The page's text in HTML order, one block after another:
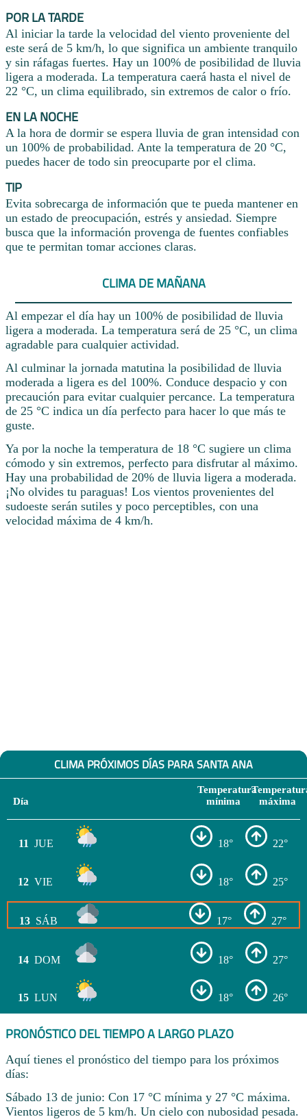
POR LA TARDE
Al iniciar la tarde la velocidad del viento proveniente del
este será de 5 km/h, lo que significa un ambiente tranquilo
y sin ráfagas fuertes. Hay un 100% de posibilidad de lluvia
ligera a moderada. La temperatura caerá hasta el nivel de
22 °C, un clima equilibrado, sin extremos de calor o frío.
EN LA NOCHE
A la hora de dormir se espera lluvia de gran intensidad con
un 100% de probabilidad. Ante la temperatura de 20 °C,
puedes hacer de todo sin preocuparte por el clima.
TIP
Evita sobrecarga de información que te pueda mantener en
un estado de preocupación, estrés y ansiedad. Siempre
busca que la información provenga de fuentes confiables
que te permitan tomar acciones claras.
CLIMA DE MAÑANA
Al empezar el día hay un 100% de posibilidad de lluvia
ligera a moderada. La temperatura será de 25 °C, un clima
agradable para cualquier actividad.
Al culminar la jornada matutina la posibilidad de lluvia
moderada a ligera es del 100%. Conduce despacio y con
precaución para evitar cualquier percance. La temperatura
de 25 °C indica un día perfecto para hacer lo que más te
guste.
Ya por la noche la temperatura de 18 °C sugiere un clima
cómodo y sin extremos, perfecto para disfrutar al máximo.
Hay una probabilidad de 20% de lluvia ligera a moderada.
¡No olvides tu paraguas! Los vientos provenientes del
sudoeste serán sutiles y poco perceptibles, con una
velocidad máxima de 4 km/h.
CLIMA PRÓXIMOS DÍAS PARA SANTA ANA
Día
Temperatura
mínima
máxima
11 JUE 18° 22°
12 VIE 18° 25°
13 SÁB 17° 27°
14 DOM 18° 27°
15 LUN 18° 26°
PRONÓSTICO DEL TIEMPO A LARGO PLAZO
Aquí tienes el pronóstico del tiempo para los próximos
días:
Sábado 13 de junio: Con 17 °C mínima y 27 °C máxima.
Vientos ligeros de 5 km/h. Un cielo con nubosidad pesada.